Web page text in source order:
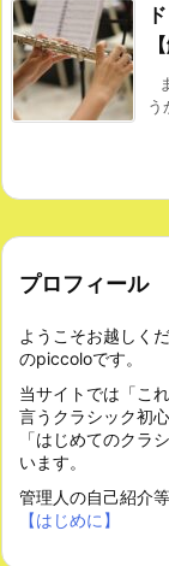
う
プロフィール
ようこそお越しく
のpiccoloです。
当サイトでは「こ
言うクラシック初
「はじめてのクラ
います。
管理人の自己紹介
【はじめに】